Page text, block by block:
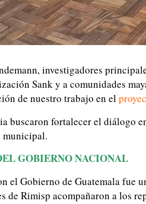
investigadores
Sank y a comunidades
de nuestro trabajo en el
buscaron fortalecer el diálogo
municipal.
GOBIERNO NACIONAL
el Gobierno de Guatemala fue
de Rimisp acompañaron a los